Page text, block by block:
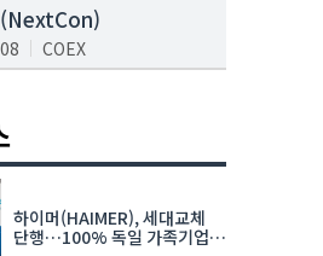
COEX
빌리티산업전
하이머(HAIMER), 세대교체
단행…100% 독일 가족기업